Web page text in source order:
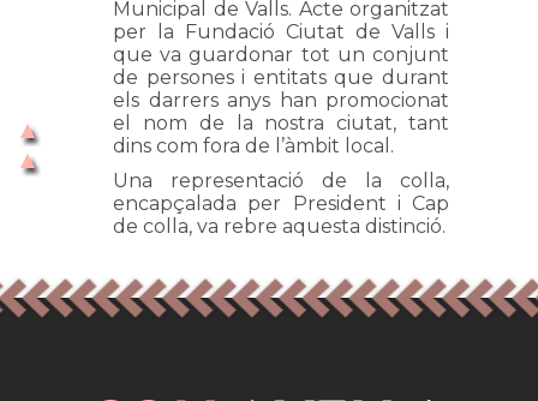
Municipal de Valls. Acte organitzat
per la Fundació Ciutat de Valls i
que va guardonar tot un conjunt
de persones i entitats que durant
els darrers anys han promocionat
el nom de la nostra ciutat, tant
dins com fora de l’àmbit local.
Una representació de la colla,
encapçalada per President i Cap
de colla, va rebre aquesta distinció.